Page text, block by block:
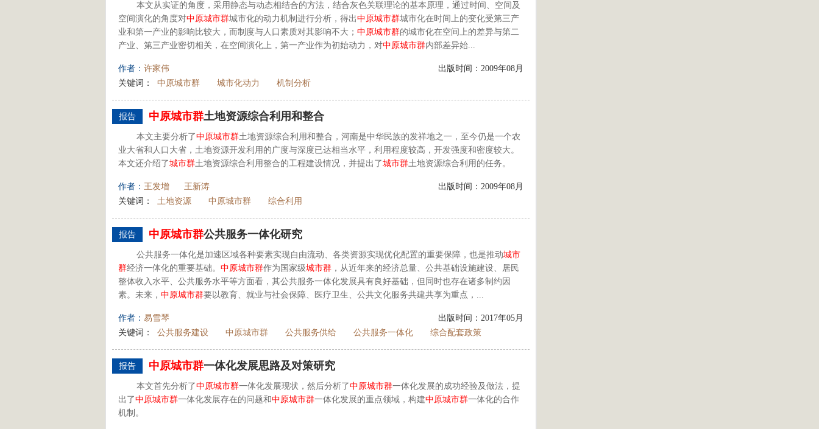
本文从实证的角度，采用静态与动态相结合的方法，结合灰色关联理论的基本原理，通过时间、空间及
空间演化的角度对中原城市群城市化的动力机制进行分析，得出中原城市群城市化在时间上的变化受第三产
业和第一产业的影响比较大，而制度与人口素质对其影响不大； 中原城市群的城市化在空间上的差异与第二
产业、第三产业密切相关，在空间演化上，第一产业作为初始动力，对中原城市群内部差异始...
作者： 许家伟
出版时间：2009年08月
关键词：
中原城市群 城市化动力 机制分析
报告 中原城市群土地资源综合利用和整合
本文主要分析了中原城市群土地资源综合利用和整合，河南是中华民族的发祥地之一，至今仍是一个农
业大省和人口大省，土地资源开发利用的广度与深度已达相当水平，利用程度较高，开发强度和密度较大。
本文还介绍了城市群土地资源综合利用整合的工程建设情况，并提出了城市群土地资源综合利用的任务。
作者： 王发增 王新涛
出版时间：2009年08月
关键词：
土地资源 中原城市群 综合利用
报告 中原城市群公共服务一体化研究
公共服务一体化是加速区域各种要素实现自由流动、各类资源实现优化配置的重要保障，也是推动城市
群经济一体化的重要基础。 中原城市群作为国家级城市群 ，从近年来的经济总量、公共基础设施建设、居民
整体收入水平、公共服务水平等方面看，其公共服务一体化发展具有良好基础，但同时也存在诸多制约因
素。未来， 中原城市群要以教育、就业与社会保障、医疗卫生、公共文化服务共建共享为重点，...
作者： 易雪琴
出版时间：2017年05月
关键词：
公共服务建设 中原城市群 公共服务供给 公共服务一体化 综合配套政策
报告 中原城市群一体化发展思路及对策研究
本文首先分析了中原城市群一体化发展现状，然后分析了中原城市群一体化发展的成功经验及做法，提
出了中原城市群一体化发展存在的问题和中原城市群一体化发展的重点领域，构建中原城市群一体化的合作
机制。